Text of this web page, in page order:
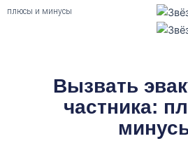
плюсы и минусы
Вызвать
частника: